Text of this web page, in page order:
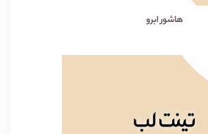
هاشور ابرو